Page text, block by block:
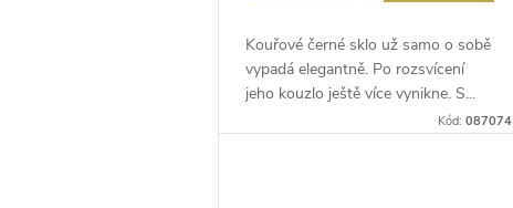
Kouřové černé sklo už samo o sobě
vypadá elegantně. Po rozsvícení
jeho kouzlo ještě více vynikne. S...
Kód:087074